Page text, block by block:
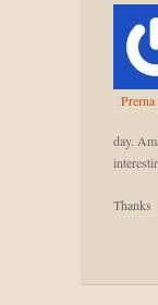
day.
Thanks